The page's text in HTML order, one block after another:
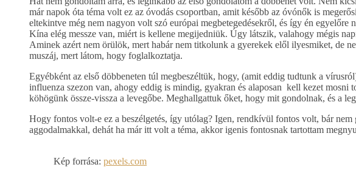
már napok óta téma volt ez az óvodás csoportban, amit később az óvónők is
eltekintve még nem nagyon volt szó európai megbetegedésekről, és így én egyelőre
Kína elég messze van, miért is kellene megijedniük. Úgy látszik, valahogy mégis
Aminek azért nem örülök, mert habár nem titkolunk a gyerekek elől ilyesmiket, de
muszáj, mert látom, hogy foglalkoztatja.
Egyébként az első döbbeneten túl megbeszéltük, hogy, (amit eddig tudtunk a
influenza szezon van, ahogy eddig is mindig, gyakran és alaposan kell kezet mosni
köhögünk össze-vissza a levegőbe. Meghallgattuk őket, hogy mit gondolnak, és a
Hogy fontos volt-e ez a beszélgetés, így utólag? Igen, rendkívül fontos volt, bár
aggodalmakkal, dehát ha már itt volt a téma, akkor igenis fontosnak tartottam
Kép forrása: pexels.com